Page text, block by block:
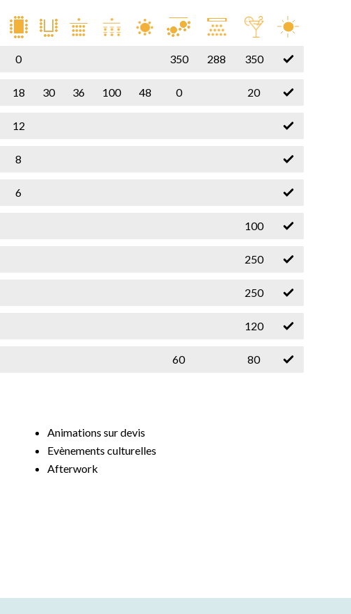
0 350 288 350
18 30 36 100 48 0 20
12
8
6
100
250
250
120
60 80
Animations sur devis
Evènements culturelles
Afterwork